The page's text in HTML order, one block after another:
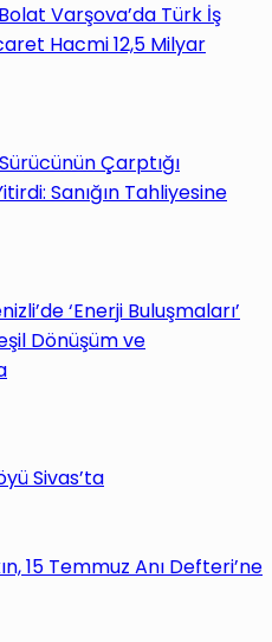
Varşova’da Türk İş
Hacmi 12,5 Milyar
Çarptığı
Sanığın Tahliyesine
‘Enerji Buluşmaları’
Dönüşüm ve
Sivas’ta
15 Temmuz Anı Defteri’ne